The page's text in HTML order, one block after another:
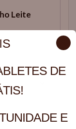
Leite
*
✕
DE
E